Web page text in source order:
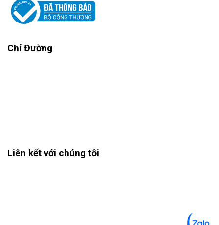
Chỉ Đường
Liên kết với chúng tôi